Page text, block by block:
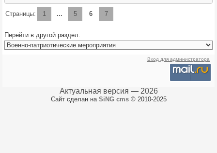
Страницы: 1 ... 5 6 7
Перейти в другой раздел:
Вход для администратора
Актуальная версия — 2026
Сайт сделан на SiNG cms© 2010-2025